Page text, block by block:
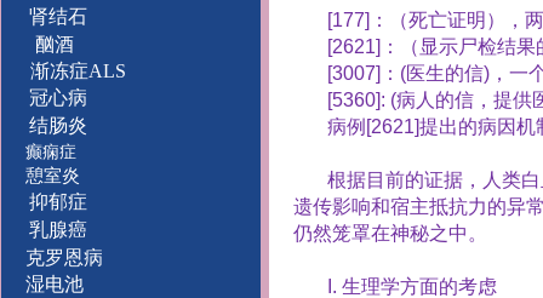
肾结石
酗酒
渐冻症ALS
冠心病
结肠炎
癫痫症
憩室炎
抑郁症
乳腺癌
克罗恩病
湿电池
[177] ：（死亡证明），
[2621] ：（显示尸检结
[3007] ： (医生的信) ，一
[5360]: (病人的信，提供
病例 [2621]提出的病因机
根据目前的证据，人类
遗传影响和宿主抵抗力的异
仍然笼罩在神秘之中。
I. 生理学方面的考虑